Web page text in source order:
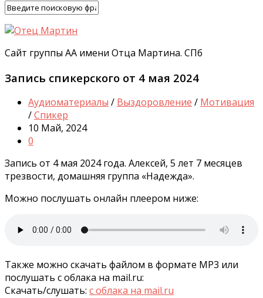
Сайт группы АА имени Отца Мартина. СПб
Запись спикерского от 4 мая 2024
Аудиоматериалы / Выздоровление / Мотивация
/Спикер
10 Май, 2024
0
Запись от 4 мая 2024 года. Алексей, 5 лет 7 месяцев
трезвости, домашняя группа «Надежда».
Можно послушать онлайн плеером ниже:
Также можно скачать файлом в формате MP3 или
послушать с облака на mail.ru:
Скачать/слушать: с облака на mail.ru